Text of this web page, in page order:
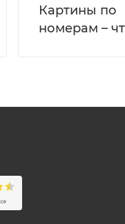
Картины по
номерам –